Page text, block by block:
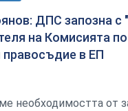
ДПС запозна с
на Комисията
правосъдие в ЕП
необходимостта от